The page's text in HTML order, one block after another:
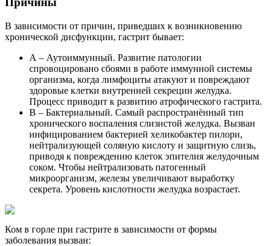
В зависимости от причин, приведших к возникновению
хронической дисфункции, гастрит бывает:
А – Аутоиммунный. Развитие патологии
спровоцировано сбоями в работе иммунной системы
организма, когда лимфоциты атакуют и повреждают
здоровые клетки внутренней секреции желудка.
Процесс приводит к развитию атрофического гастрита.
В – Бактериальный. Самый распространённый тип
хронического воспаления слизистой желудка. Вызван
инфицированием бактерией хеликобактер пилори,
нейтрализующей соляную кислоту и защитную слизь,
приводя к повреждению клеток эпителия желудочным
соком. Чтобы нейтрализовать патогенный
микроорганизм, железы увеличивают выработку
секрета. Уровень кислотности желудка возрастает.
Ком в горле при гастрите в зависимости от формы
заболевания вызван: